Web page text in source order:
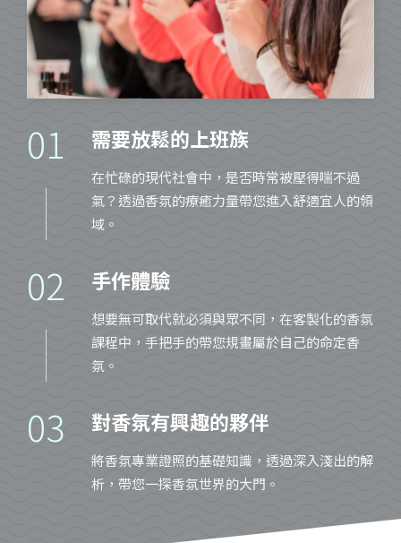
01 需要放鬆的上班族
在忙碌的現代社會中，是否時常被壓得喘不過
氣？透過香氛的療癒力量帶您進入舒適宜人的領
域。
02 手作體驗
想要無可取代就必須與眾不同，在客製化的香氛
課程中，手把手的帶您規畫屬於自己的命定香
氛。
03 對香氛有興趣的夥伴
將香氛專業證照的基礎知識，透過深入淺出的解
析，帶您一探香氛世界的大門。